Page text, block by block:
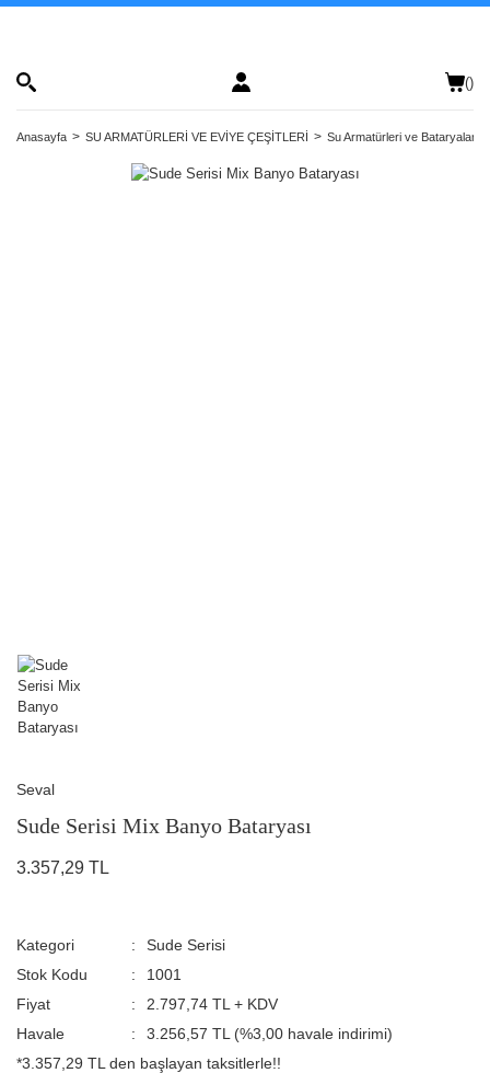
()
Anasayfa SU ARMATÜRLERİ VE EVİYE ÇEŞİTLERİ Su Armatürleri ve Bataryalar
Seval
Sude Serisi Mix Banyo Bataryası
3.357,29 TL
Kategori
Sude Serisi
Stok Kodu
1001
Fiyat
2.797,74 TL + KDV
Havale
3.256,57 TL (%3,00 havale indirimi)
*3.357,29 TL den başlayan taksitlerle!!